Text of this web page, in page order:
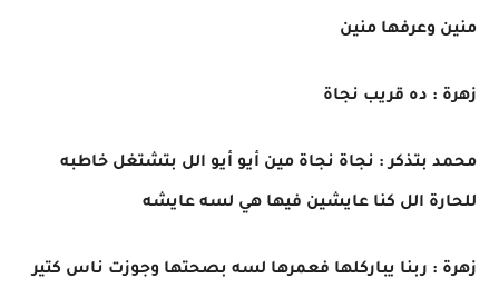
منين وعرفها منين
زهرة : ده قريب نجاة
محمد بتذكر : نجاة نجاة مين أيو أيو الل بتشتغل خاطبه
للحارة الل كنا عايشين فيها هي لسه عايشه
زهرة : ربنا يباركلها فعمرها لسه بصحتها وجوزت ناس كتير